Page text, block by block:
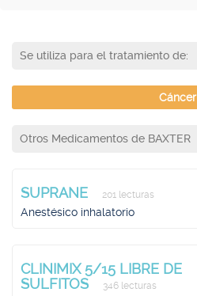
Se utiliza para el tratamiento de:
Cáncer
Otros Medicamentos de BAXTER
SUPRANE 201 lecturas
Anestésico inhalatorio
CLINIMIX 5/15 LIBRE DE
SULFITOS
346 lecturas